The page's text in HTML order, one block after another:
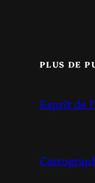
PLUS DE
Esprit de